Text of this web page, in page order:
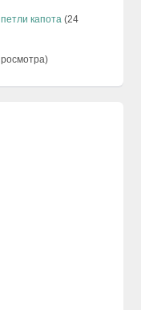
капота (24